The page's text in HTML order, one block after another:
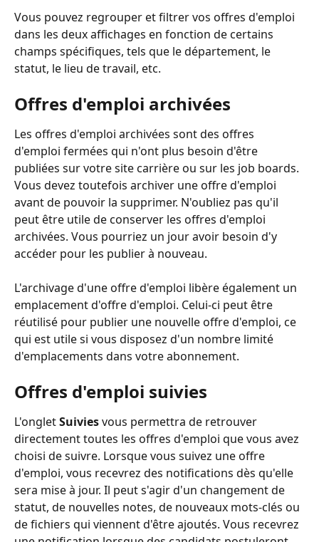
Vous pouvez regrouper et filtrer vos offres d'emploi
dans les deux affichages en fonction de certains
champs spécifiques, tels que le département, le
statut, le lieu de travail, etc.
Offres d'emploi archivées
Les offres d'emploi archivées sont des offres
d'emploi fermées qui n'ont plus besoin d'être
publiées sur votre site carrière ou sur les job boards.
Vous devez toutefois archiver une offre d'emploi
avant de pouvoir la supprimer. N'oubliez pas qu'il
peut être utile de conserver les offres d'emploi
archivées. Vous pourriez un jour avoir besoin d'y
accéder pour les publier à nouveau.
L'archivage d'une offre d'emploi libère également un
emplacement d'offre d'emploi. Celui-ci peut être
réutilisé pour publier une nouvelle offre d'emploi, ce
qui est utile si vous disposez d'un nombre limité
d'emplacements dans votre abonnement.
Offres d'emploi suivies
L'onglet Suivies vous permettra de retrouver
directement toutes les offres d'emploi que vous avez
choisi de suivre. Lorsque vous suivez une offre
d'emploi, vous recevrez des notifications dès qu'elle
sera mise à jour. Il peut s'agir d'un changement de
statut, de nouvelles notes, de nouveaux mots-clés ou
de fichiers qui viennent d'être ajoutés. Vous recevrez